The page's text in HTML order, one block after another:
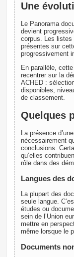
Une
Le Panorama
devient
corpus. Les listes
présentes sur
progressivement
En parallèle,
recentrer sur la
ACHED :
disponibles,
de classement.
Quelques
La présence
nécessairement
conclusions.
qu’elles
rôle dans des
Langues des
La plupart des
seule langue.
études ou
sein de l’Union
mettre en
même lorsque le
Documents